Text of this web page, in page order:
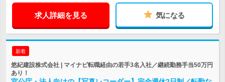
求人詳細を見る 気になる
新着
悠紀建設株式会社 | マイナビ転職経由の若手3名入社／継続勤務手当50万円
あり！